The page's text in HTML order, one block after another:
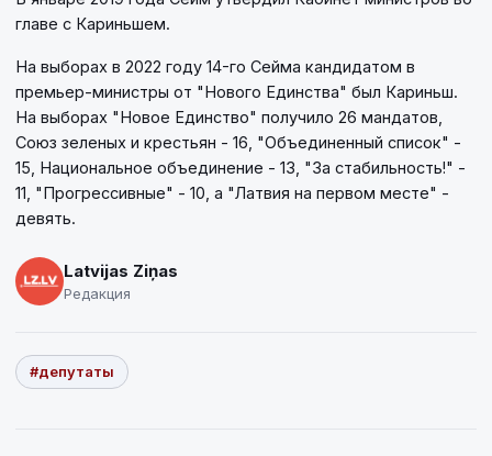
главе с Кариньшем.
На выборах в 2022 году 14-го Сейма кандидатом в
премьер-министры от "Нового Единства" был Кариньш.
На выборах "Новое Единство" получило 26 мандатов,
Союз зеленых и крестьян - 16, "Объединенный список" -
15, Национальное объединение - 13, "За стабильность!" -
11, "Прогрессивные" - 10, а "Латвия на первом месте" -
девять.
Latvijas Ziņas
Редакция
#депутаты